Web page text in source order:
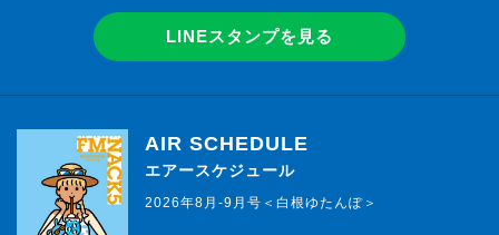
LINEスタンプを見る
AIR SCHEDULE
エアースケジュール
2026年8月-9月号＜白根ゆたんぽ＞